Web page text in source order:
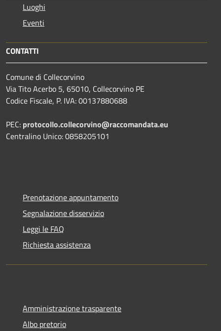
Luoghi
Eventi
CONTATTI
Comune di Collecorvino
Via Tito Acerbo 5, 65010, Collecorvino PE
Codice Fiscale, P. IVA: 00137880688
PEC: protocollo.collecorvino@raccomandata.eu
Centralino Unico: 0858205101
Prenotazione appuntamento
Segnalazione disservizio
Leggi le FAQ
Richiesta assistenza
Amministrazione trasparente
Albo pretorio